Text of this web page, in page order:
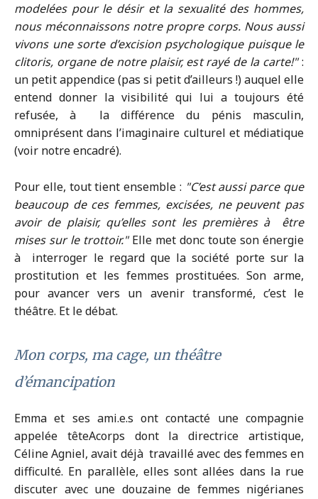
modelées pour le désir et la sexualité des hommes,
nous méconnaissons notre propre corps. Nous aussi
vivons une sorte d’excision psychologique puisque le
clitoris, organe de notre plaisir, est rayé de la carte! :
un petit appendice (pas si petit d’ailleurs !) auquel elle
entend donner la visibilité qui lui a toujours été
refusée, à la différence du pénis masculin,
omniprésent dans l’imaginaire culturel et médiatique
(voir notre encadré).
Pour elle, tout tient ensemble : C’est aussi parce que
beaucoup de ces femmes, excisées, ne peuvent pas
avoir de plaisir, qu’elles sont les premières à être
mises sur le trottoir. Elle met donc toute son énergie
à interroger le regard que la société porte sur la
prostitution et les femmes prostituées. Son arme,
pour avancer vers un avenir transformé, c’est le
théâtre. Et le débat.
Mon corps, ma cage, un théâtre
d’émancipation
Emma et ses ami.e.s ont contacté une compagnie
appelée têteAcorps dont la directrice artistique,
Céline Agniel, avait déjà travaillé avec des femmes en
difficulté. En parallèle, elles sont allées dans la rue
discuter avec une douzaine de femmes nigérianes